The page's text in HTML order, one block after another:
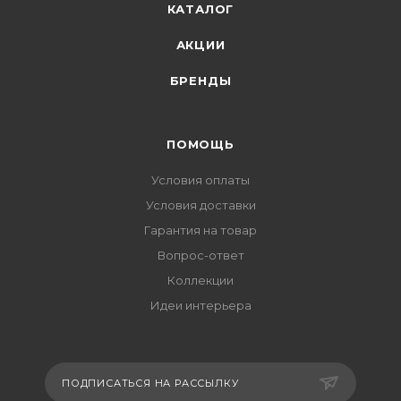
КАТАЛОГ
АКЦИИ
БРЕНДЫ
ПОМОЩЬ
Условия оплаты
Условия доставки
Гарантия на товар
Вопрос-ответ
Коллекции
Идеи интерьера
ПОДПИСАТЬСЯ НА РАССЫЛКУ